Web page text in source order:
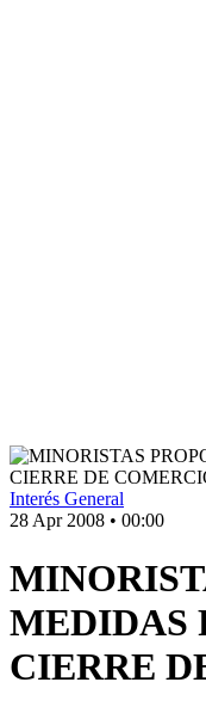
Interés General
28 Apr 2008 • 00:00
MEDIDAS
CIERRE